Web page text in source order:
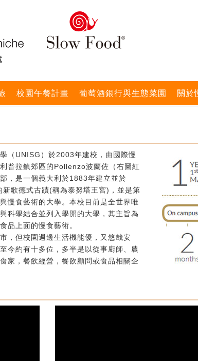
校園午餐計畫 葡萄酒銀行與生態菜園 關於
（UNISG）於2003年建校，由國際慢
普拉鎮郊區的Pollenzo波蘭佐（右圖紅
，是一個義大利於1883年建立並於
新歌德式古蹟(稱為泰努塔王宮)，並是第
慢食藝術的大學。本校目前是全世界唯
科學結合並列入學開的大學，其主旨為
品上面的慢食藝術。
，但校園週邊生活機能優，又悠哉安
今約有十多位，多半是以從事廚師、農
家，餐飲經營，餐飲顧問或食品相關企